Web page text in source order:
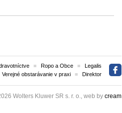
Ropo a Obce
Legalis
Verejné obstarávanie v praxi Direktor
Wolters Kluwer SR s. r. o., web by cream